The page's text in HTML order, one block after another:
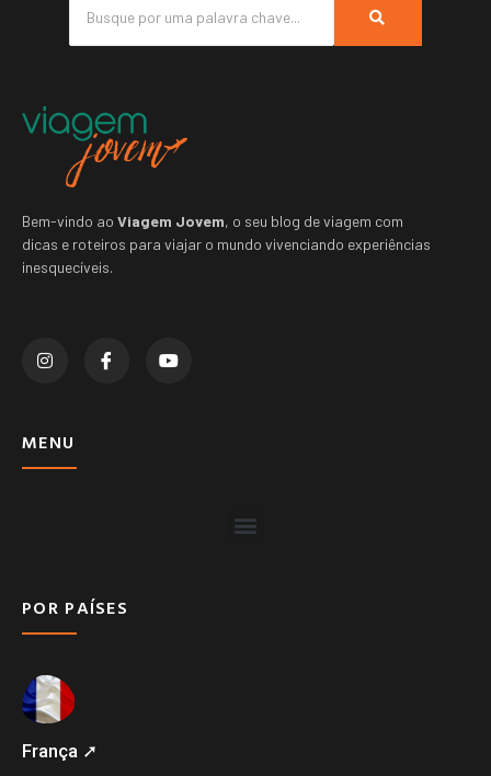
Bem-vindo ao Viagem Jovem, o seu blog de viagem com
dicas e roteiros para viajar o mundo vivenciando experiências
inesquecíveis.
MENU
POR PAÍSES
França ➚